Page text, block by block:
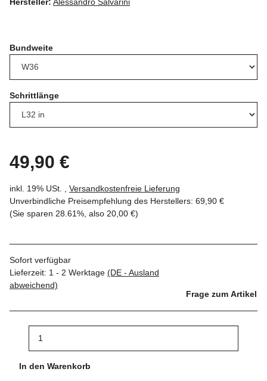
Bundweite
Schrittlänge
49,90 €
inkl. 19% USt. , Versandkostenfreie Lieferung
Unverbindliche Preisempfehlung des Herstellers: 69,90 €
(Sie sparen 28.61% , also 20,00 €)
Sofort verfügbar
Lieferzeit: 1 - 2 Werktage (DE - Ausland
abweichend)
Frage zum Artikel
In den Warenkorb